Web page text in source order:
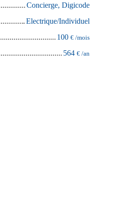
Concierge, Digicode
Electrique/Individuel
100 € /mois
564 € /an